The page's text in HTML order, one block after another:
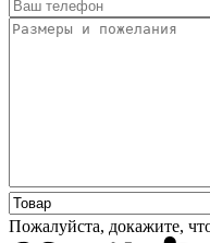
Пожалуйста, докажите,